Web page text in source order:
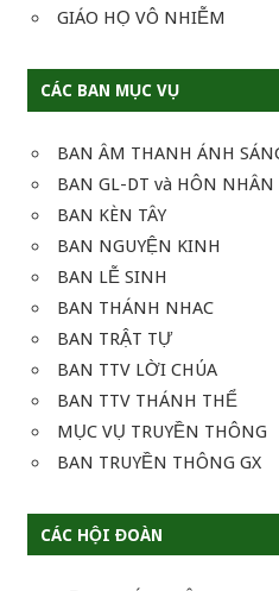
GIÁO HỌ VÔ NHIỄM
CÁC BAN MỤC VỤ
BAN ÂM THANH ÁNH
BAN GL-DT và HÔN NHÂN
BAN KÈN TÂY
BAN NGUYỆN KINH
BAN LỄ SINH
BAN THÁNH NHAC
BAN TRẬT TỰ
BAN TTV LỜI CHÚA
BAN TTV THÁNH THỂ
MỤC VỤ TRUYỀN THÔNG
BAN TRUYỀN THÔNG GX
CÁC HỘI ĐOÀN